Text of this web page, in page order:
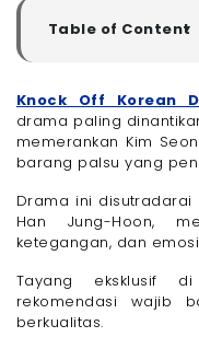
Table of Content
▼
Pemeran Drakor
Link Nonton Knock
Mau Nonton
Pakai Paket Interet
Terus!
Akhir Kata
Knock Off Korean
drama paling
memerankan Kim
barang palsu yang
Drama ini disutradarai
Han Jung-Hoon,
ketegangan, dan
Tayang eksklusif
rekomendasi wajib
berkualitas.